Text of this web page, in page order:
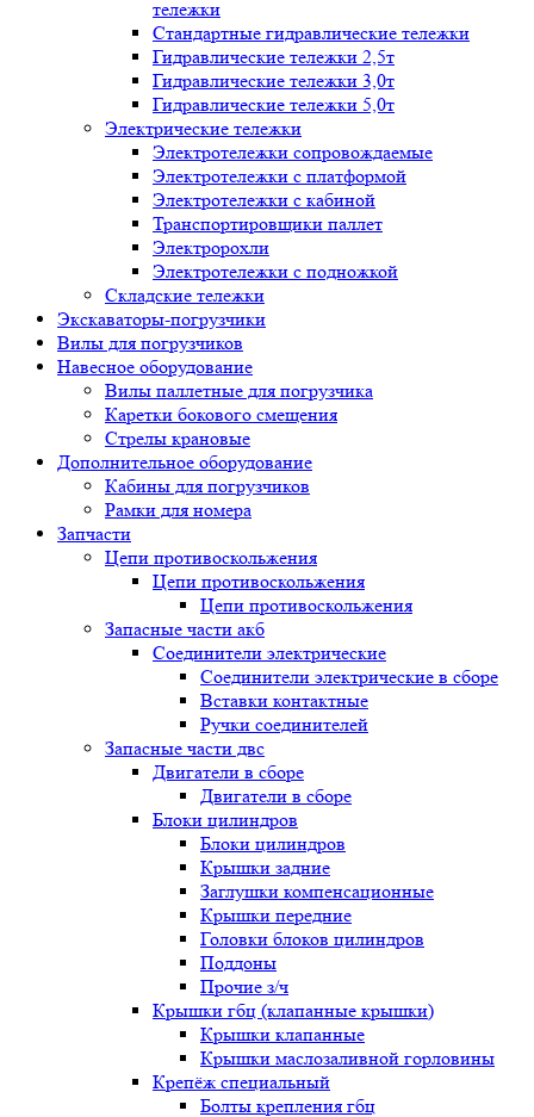
тележки
Стандартные гидравлические тележки
Гидравлические тележки 2,5т
Гидравлические тележки 3,0т
Гидравлические тележки 5,0т
Электрические тележки
Электротележки сопровождаемые
Электротележки с платформой
Электротележки с кабиной
Транспортировщики паллет
Электророхли
Электротележки с подножкой
Складские тележки
Экскаваторы-погрузчики
Вилы для погрузчиков
Навесное оборудование
Вилы паллетные для погрузчика
Каретки бокового смещения
Стрелы крановые
Дополнительное оборудование
Кабины для погрузчиков
Рамки для номера
Запчасти
Цепи противоскольжения
Цепи противоскольжения
Цепи противоскольжения
Запасные части акб
Соединители электрические
Соединители электрические в сборе
Вставки контактные
Ручки соединителей
Запасные части двс
Двигатели в сборе
Двигатели в сборе
Блоки цилиндров
Блоки цилиндров
Крышки задние
Заглушки компенсационные
Крышки передние
Головки блоков цилиндров
Поддоны
Прочие з/ч
Крышки гбц (клапанные крышки)
Крышки клапанные
Крышки маслозаливной горловины
Крепёж специальный
Болты крепления гбц